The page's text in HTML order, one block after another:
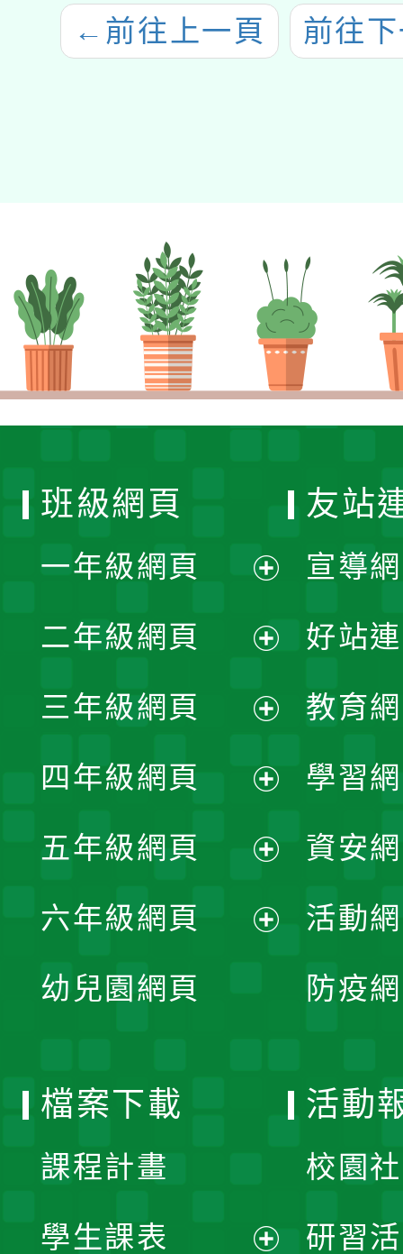
← 前往上一頁 前往
班級網頁
一年級網頁
開
選
單
二年級網頁
開
選
單
三年級網頁
開
選
單
四年級網頁
開
選
五年級網頁
開
六年級網頁
幼兒園網頁
友站
宣導
好站
教育
學習
資安
活動
防疫
檔案下載
課程計畫
學生課表
活動
校園
研習